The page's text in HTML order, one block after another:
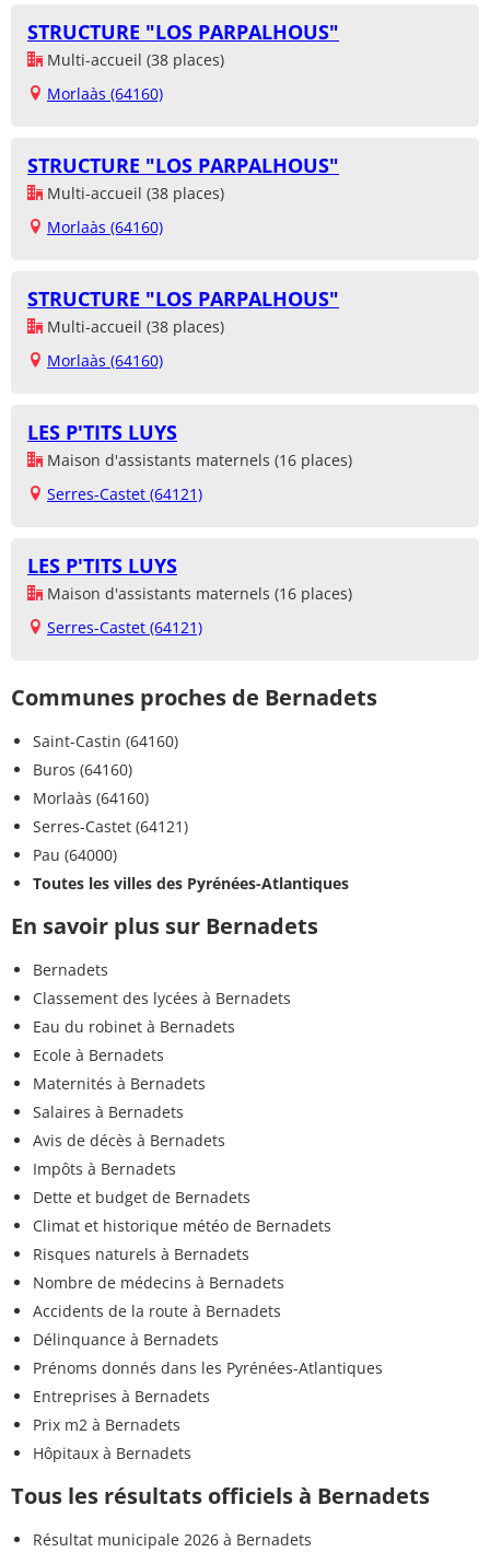
STRUCTURE "LOS PARPALHOUS"
Multi-accueil (38 places)
Morlaàs (64160)
STRUCTURE "LOS PARPALHOUS"
Multi-accueil (38 places)
Morlaàs (64160)
STRUCTURE "LOS PARPALHOUS"
Multi-accueil (38 places)
Morlaàs (64160)
LES P'TITS LUYS
Maison d'assistants maternels (16 places)
Serres-Castet (64121)
LES P'TITS LUYS
Maison d'assistants maternels (16 places)
Serres-Castet (64121)
Communes proches de Bernadets
Saint-Castin (64160)
Buros (64160)
Morlaàs (64160)
Serres-Castet (64121)
Pau (64000)
Toutes les villes des Pyrénées-Atlantiques
En savoir plus sur Bernadets
Bernadets
Classement des lycées à Bernadets
Eau du robinet à Bernadets
Ecole à Bernadets
Maternités à Bernadets
Salaires à Bernadets
Avis de décès à Bernadets
Impôts à Bernadets
Dette et budget de Bernadets
Climat et historique météo de Bernadets
Risques naturels à Bernadets
Nombre de médecins à Bernadets
Accidents de la route à Bernadets
Délinquance à Bernadets
Prénoms donnés dans les Pyrénées-Atlantiques
Entreprises à Bernadets
Prix m2 à Bernadets
Hôpitaux à Bernadets
Tous les résultats officiels à Bernadets
Résultat municipale 2026 à Bernadets